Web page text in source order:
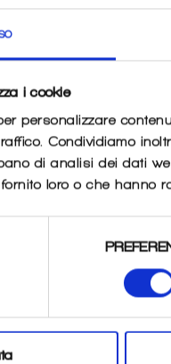
i cookie
personalizzare
Condividiamo
di analisi dei dati
loro o che hanno